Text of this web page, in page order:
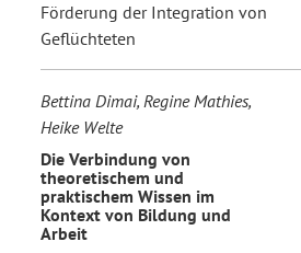
Förderung der Integration von
Geflüchteten
Bettina Dimai, Regine Mathies,
Heike Welte
Die Verbindung von
theoretischem und
praktischem Wissen im
Kontext von Bildung und
Arbeit